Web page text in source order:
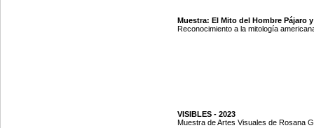
Muestra: El Mito del Hombre Pájaro
Reconocimiento a la mitología
VISIBLES - 2023
Muestra de Artes Visuales de Rosana